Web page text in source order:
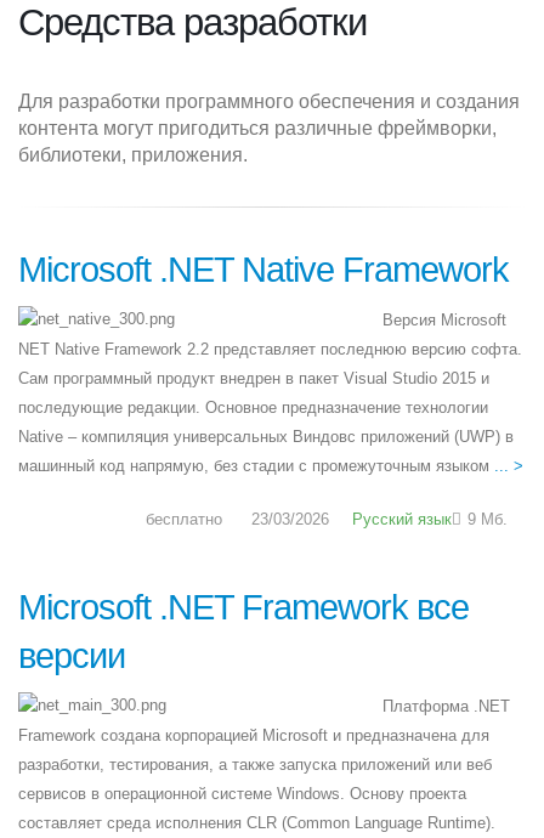
Средства разработки
Для разработки программного обеспечения и создания
контента могут пригодиться различные фреймворки,
библиотеки, приложения.
Microsoft .NET Native Framework
Версия Microsoft
NET Native Framework 2.2 представляет последнюю версию софта.
Сам программный продукт внедрен в пакет Visual Studio 2015 и
последующие редакции. Основное предназначение технологии
Native – компиляция универсальных Виндовс приложений (UWP) в
машинный код напрямую, без стадии с промежуточным языком ... >
бесплатно 23/03/2026 Русский язык 9 Мб.
Microsoft .NET Framework все
версии
Платформа .NET
Framework создана корпорацией Microsoft и предназначена для
разработки, тестирования, а также запуска приложений или веб
сервисов в операционной системе Windows. Основу проекта
составляет среда исполнения CLR (Common Language Runtime).